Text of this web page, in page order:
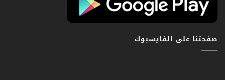
صفحتنا على الفايسبوك